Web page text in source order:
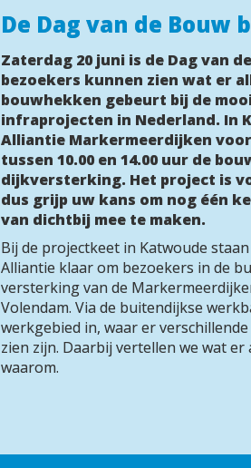
De Dag van de
Zaterdag 20 juni is de Dag van
bezoekers kunnen zien wat er
bouwhekken gebeurt bij de
infraprojecten in Nederland. In
Alliantie Markermeerdijken
tussen 10.00 en 14.00 uur de
dijkversterking. Het project is
dus grijp uw kans om nog één
van dichtbij mee te maken.
Bij de projectkeet in Katwoude
Alliantie klaar om bezoekers in de
versterking van de
Volendam. Via de buitendijkse
werkgebied in, waar er
zien zijn. Daarbij vertellen we wat